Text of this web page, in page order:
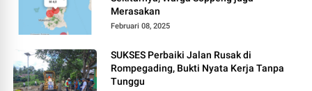
Merasakan
Februari 08, 2025
SUKSES Perbaiki Jalan Rusak di
Rompegading, Bukti Nyata Kerja Tanpa
Tunggu